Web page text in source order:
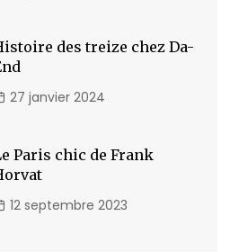
des treize chez Da-
27 janvier 2024
Paris chic de Frank
12 septembre 2023